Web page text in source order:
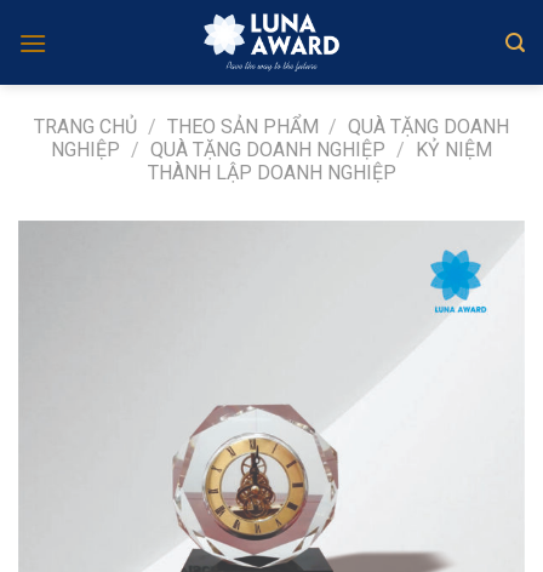
TRANG CHỦ / THEO SẢN PHẨM / QUÀ TẶNG DOANH
NGHIỆP / QUÀ TẶNG DOANH NGHIỆP / KỶ NIỆM
THÀNH LẬP DOANH NGHIỆP